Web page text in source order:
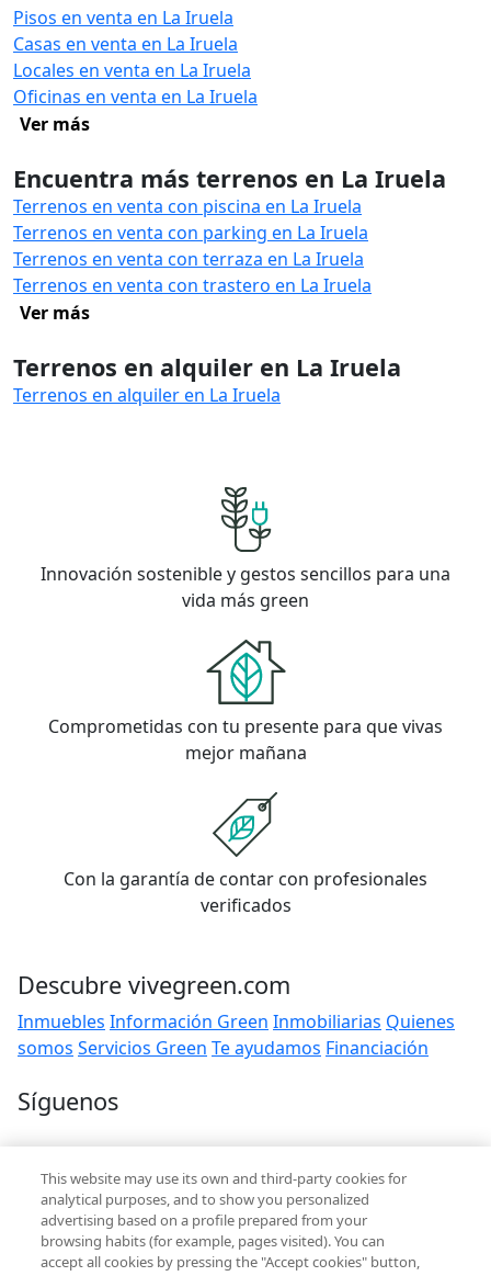
Pisos en venta en La Iruela
Casas en venta en La Iruela
Locales en venta en La Iruela
Oficinas en venta en La Iruela
Ver más
Encuentra más terrenos en La Iruela
Terrenos en venta con piscina en La Iruela
Terrenos en venta con parking en La Iruela
Terrenos en venta con terraza en La Iruela
Terrenos en venta con trastero en La Iruela
Ver más
Terrenos en alquiler en La Iruela
Terrenos en alquiler en La Iruela
Innovación sostenible y gestos sencillos para una
vida más green
Comprometidas con tu presente para que vivas
mejor mañana
Con la garantía de contar con profesionales
verificados
Descubre vivegreen.com
Inmuebles Información Green Inmobiliarias Quienes
somos Servicios Green Te ayudamos Financiación
Síguenos
Contacto
hola@vivegreen.com
This website may use its own and third-party cookies for
analytical purposes, and to show you personalized
advertising based on a profile prepared from your
browsing habits (for example, pages visited). You can
accept all cookies by pressing the "Accept cookies" button,